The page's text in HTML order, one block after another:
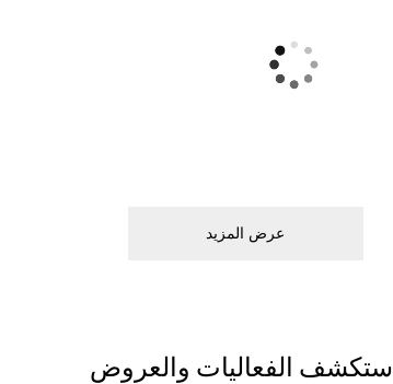
ﻋﺮﺽ اﻟﻤﺰﻳﺪ
اﺳﺘﻜﺸﻒ اﻟﻔﻌﺎﻟﻴﺎﺕ ﻭاﻟﻌﺮﻭﺽ